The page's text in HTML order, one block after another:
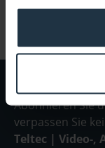
gesammelt
Folgende Infos
Abonnieren Sie
verpassen Sie
Teltec | Video-,